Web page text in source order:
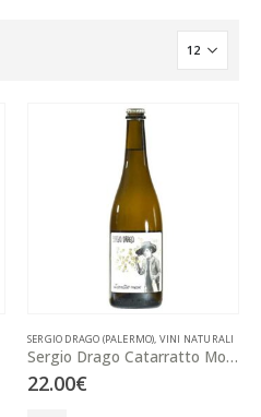
SERGIO DRAGO (PALERMO) VINI NATURALI
Sergio Drago Catarratto Mosso 75cl
22.00€